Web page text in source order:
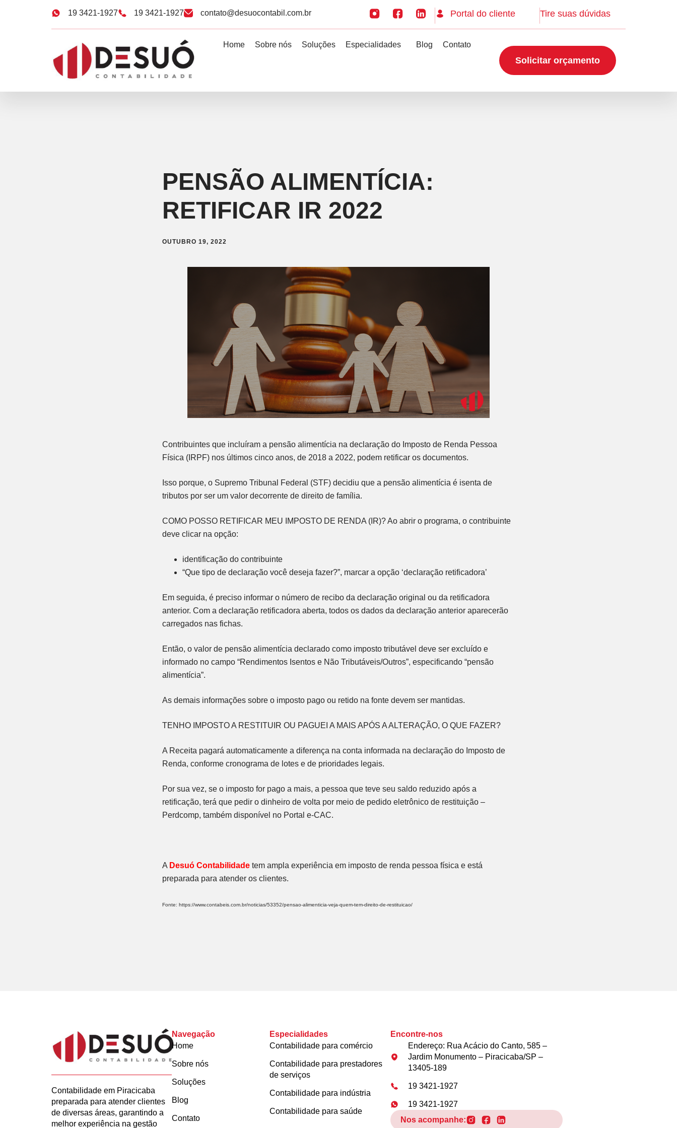
19 3421-1927 19 3421-1927 contato@desuocontabil.com.br Portal do cliente Tire suas dúvidas
Home Sobre nós Soluções Especialidades Blog Contato
Solicitar orçamento
PENSÃO ALIMENTÍCIA:
RETIFICAR IR 2022
OUTUBRO 19, 2022
Contribuintes que incluíram a pensão alimentícia na declaração do Imposto de Renda Pessoa
Física (IRPF) nos últimos cinco anos, de 2018 a 2022, podem retificar os documentos.
Isso porque, o Supremo Tribunal Federal (STF) decidiu que a pensão alimentícia é isenta de
tributos por ser um valor decorrente de direito de família.
COMO POSSO RETIFICAR MEU IMPOSTO DE RENDA (IR)? Ao abrir o programa, o contribuinte
deve clicar na opção:
identificação do contribuinte
“Que tipo de declaração você deseja fazer?”, marcar a opção ‘declaração retificadora’
Em seguida, é preciso informar o número de recibo da declaração original ou da retificadora
anterior. Com a declaração retificadora aberta, todos os dados da declaração anterior aparecerão
carregados nas fichas.
Então, o valor de pensão alimentícia declarado como imposto tributável deve ser excluído e
informado no campo “Rendimentos Isentos e Não Tributáveis/Outros”, especificando “pensão
alimentícia”.
As demais informações sobre o imposto pago ou retido na fonte devem ser mantidas.
TENHO IMPOSTO A RESTITUIR OU PAGUEI A MAIS APÓS A ALTERAÇÃO, O QUE FAZER?
A Receita pagará automaticamente a diferença na conta informada na declaração do Imposto de
Renda, conforme cronograma de lotes e de prioridades legais.
Por sua vez, se o imposto for pago a mais, a pessoa que teve seu saldo reduzido após a
retificação, terá que pedir o dinheiro de volta por meio de pedido eletrônico de restituição –
Perdcomp, também disponível no Portal e-CAC.
A Desuó Contabilidade tem ampla experiência em imposto de renda pessoa física e está
preparada para atender os clientes.
Fonte: https://www.contabeis.com.br/noticias/53352/pensao-alimenticia-veja-quem-tem-direito-de-restituicao/
Contabilidade em Piracicaba
preparada para atender clientes
de diversas áreas, garantindo a
melhor experiência na gestão
Navegação
Home
Sobre nós
Soluções
Blog
Contato
Especialidades
Contabilidade para comércio
Contabilidade para prestadores
de serviços
Contabilidade para indústria
Contabilidade para saúde
Encontre-nos
Endereço: Rua Acácio do Canto, 585 –
Jardim Monumento – Piracicaba/SP –
13405-189
19 3421-1927
19 3421-1927
Nos acompanhe: